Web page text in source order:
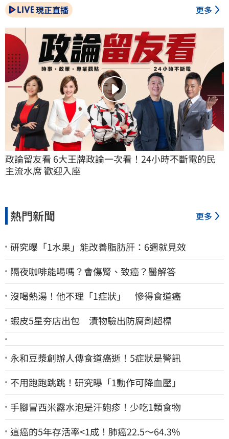
現正直播 更多
政論留友看 6大王牌政論一次看！24小時不斷電的民
主流水席 歡迎入座
熱門新聞 更多
研究曝「1水果」能改善脂肪肝：6週就見效
隔夜咖啡能喝嗎？會傷腎、致癌？醫解答
沒喝熱湯！他不理「1症狀」 慘得食道癌
蝦皮5星夯店出包 漬物驗出防腐劑超標
永和豆漿創辦人傳食道癌逝！5症狀是警訊
不用跑跑跳跳！研究曝「1動作可降血壓」
手腳冒西米露水泡是汗皰疹！少吃1類食物
這癌的5年存活率<1成！肺癌22.5～64.3%